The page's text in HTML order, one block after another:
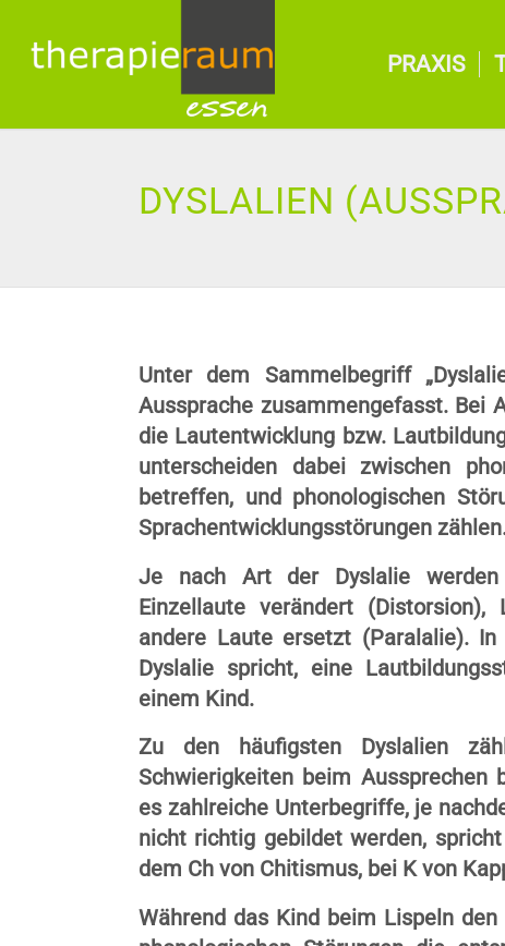
PRAXIS
DYSLALIEN
Unter dem Sammelbegriff
Aussprache zusammengefasst. Bei
die Lautentwicklung bzw.
unterscheiden dabei zwischen
betreffen, und phonologischen
Sprachentwicklungsstörungen
Je nach Art der Dyslalie
Einzellaute verändert
andere Laute ersetzt (Paralalie).
Dyslalie spricht, eine
einem Kind.
Zu den häufigsten Dyslalien
Schwierigkeiten beim
es zahlreiche Unterbegriffe, je
nicht richtig gebildet werden,
dem Ch von Chitismus, bei K von
Während das Kind beim Lispeln